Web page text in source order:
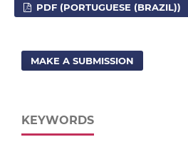
PDF (PORTUGUESE (BRAZIL))
MAKE A SUBMISSION
KEYWORDS